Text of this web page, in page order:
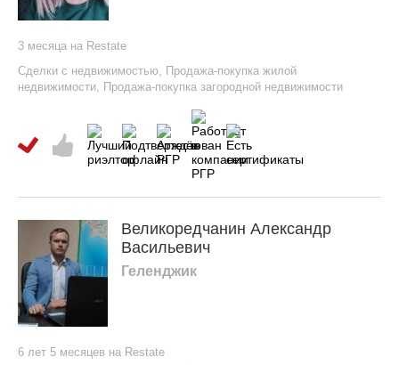
3 месяца на Restate
Сделки с недвижимостью, Продажа-покупка жилой
недвижимости, Продажа-покупка загородной недвижимости
Великоредчанин Александр
Васильевич
Геленджик
6 лет 5 месяцев на Restate